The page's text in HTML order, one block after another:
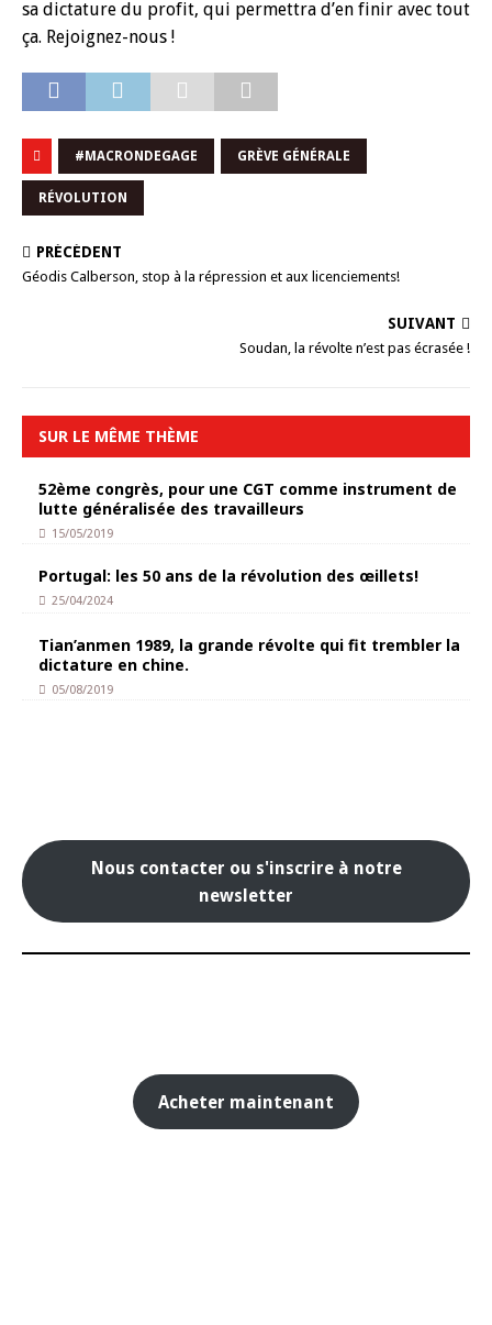
sa dictature du profit, qui permettra d’en finir avec tout
ça. Rejoignez-nous !
#MACRONDEGAGE GRÈVE GÉNÉRALE
RÉVOLUTION
PRÉCÉDENT
Géodis Calberson, stop à la répression et aux licenciements!
SUIVANT
Soudan, la révolte n’est pas écrasée !
SUR LE MÊME THÈME
52ème congrès, pour une CGT comme instrument de
lutte généralisée des travailleurs
15/05/2019
Portugal: les 50 ans de la révolution des œillets!
25/04/2024
Tian’anmen 1989, la grande révolte qui fit trembler la
dictature en chine.
05/08/2019
Nous contacter ou s'inscrire à notre
newsletter
Acheter maintenant